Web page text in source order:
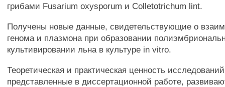
грибами Fusarium oxysporum и Colletotrichum lint.
Получены новые данные, свидетельствующие о
генома и плазмона при образовании
культивировании льна в культуре in vitro.
Теоретическая и практическая ценность
представленные в диссертационной работе,